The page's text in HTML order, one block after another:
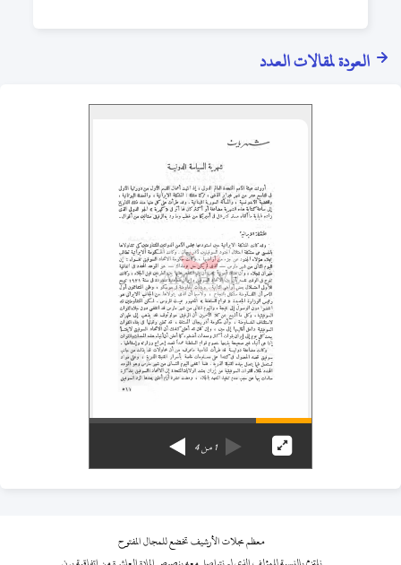
العودة لمقالات العدد
1من4
معظم مجلات الأرشيف تخضع للمجال المفتوح